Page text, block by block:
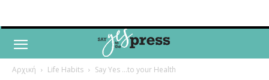
Αρχική Life Habits Say Yes ...to your Health